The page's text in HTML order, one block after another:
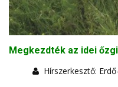
Megkezdték az idei
Hírszerkesztő: